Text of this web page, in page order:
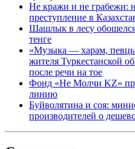
Не кражи и не грабежи:
преступление в
Шашлык в лесу обошелся
тенге
«Музыка — харам,
жителя Туркестанской
после речи на тое
Фонд «Не Молчи KZ»
линию
Буйволятина и соя:
производителей о